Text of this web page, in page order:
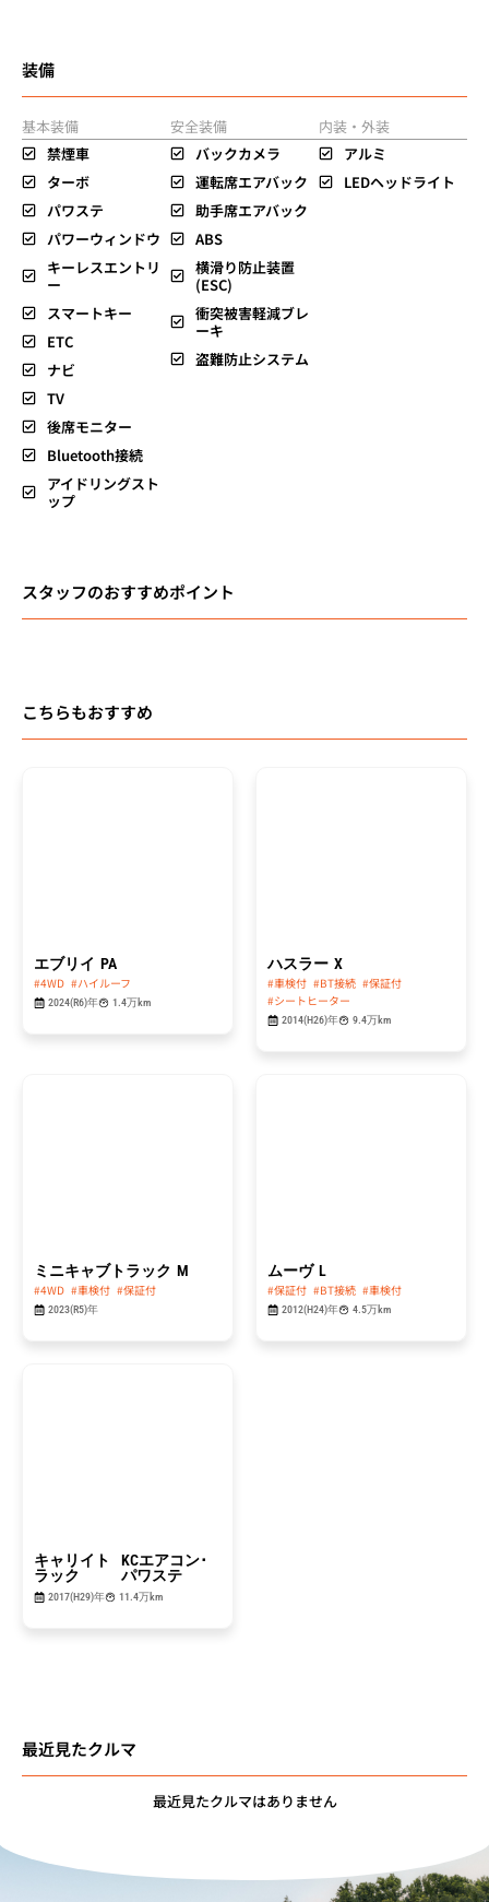
装備
基本装備
禁煙車
ターボ
パワステ
パワーウィンドウ
キーレスエントリ
ー
スマートキー
ETC
ナビ
TV
後席モニター
Bluetooth接続
アイドリングスト
ップ
安全装備
バックカメラ
運転席エアバック
助手席エアバック
ABS
横滑り防止装置
(ESC)
衝突被害軽減ブレ
ーキ
盗難防止システム
内装・外装
アルミ
LEDヘッドライト
スタッフのおすすめポイント
こちらもおすすめ
エブリイ PA
#4WD #ハイルーフ
2024(R6)年 1.4万km
ハスラー X
#車検付 #BT接続 #保証付
#シートヒーター
2014(H26)年 9.4万km
ミニキャブトラック M
#4WD #車検付 #保証付
2023(R5)年
ムーヴ L
#保証付 #BT接続 #車検付
2012(H24)年 4.5万km
キャリイト
ラック
KCエアコン･
パワステ
2017(H29)年 11.4万km
最近見たクルマ
最近見たクルマはありません